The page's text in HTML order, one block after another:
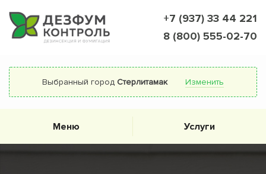
+7 (937) 33 44 221
8 (800) 555-02-70
Выбранный город Стерлитамак Изменить
Меню Услуги